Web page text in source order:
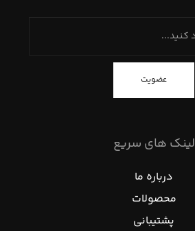
عضویت
لینک های سریع
درباره ما
محصولات
پشتیبانی